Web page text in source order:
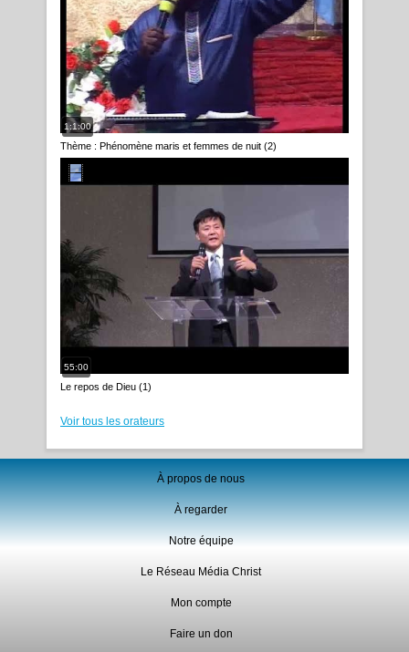
1:1:00
Thème : Phénomène maris et femmes de nuit (2)
55:00
Le repos de Dieu (1)
Voir tous les orateurs
À propos de nous
À regarder
Notre équipe
Le Réseau Média Christ
Mon compte
Faire un don